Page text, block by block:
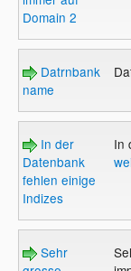
Domain 2
Datrnbank
name
In der
Datenbank
fehlen einige
Indizes
In
Sehr